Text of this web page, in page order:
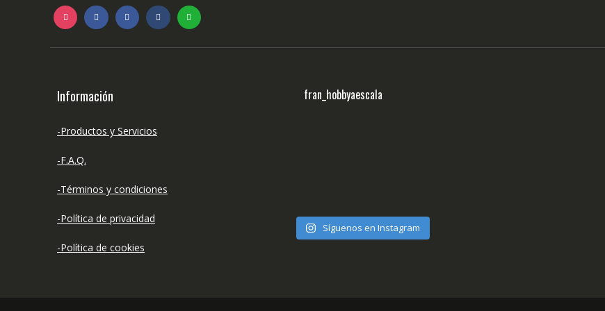
Información
-Productos y Servicios
-F.A.Q.
-Términos y condiciones
-Política de privacidad
-Política de cookies
fran_hobbyaescala
Síguenos en Instagram